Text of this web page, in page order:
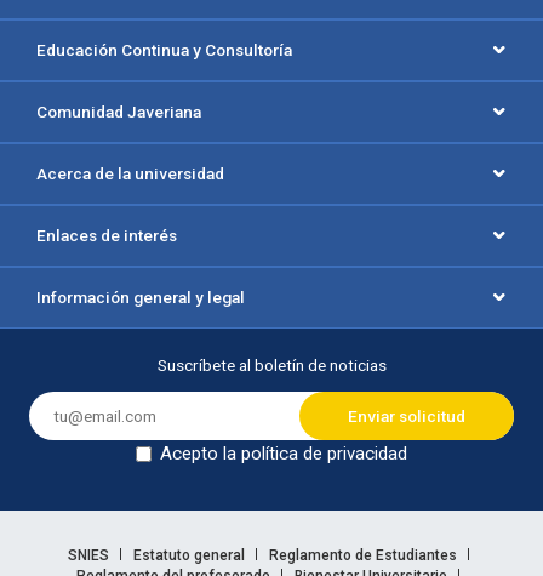
Educación Continua y Consultoría
Comunidad Javeriana
Acerca de la universidad
Enlaces de interés
Información general y legal
Suscríbete al boletín de noticias
Acepto la política de privacidad
Enlaces legales
SNIES Estatuto general
Reglamento de Estudiantes